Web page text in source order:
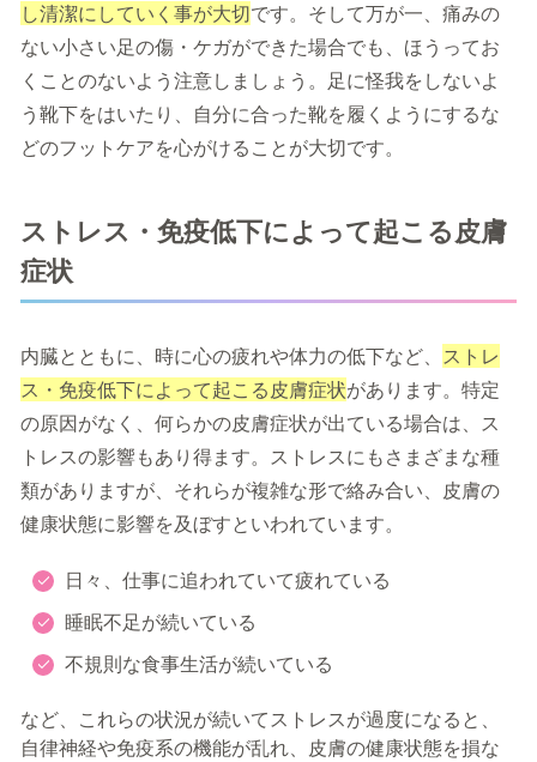
し清潔にしていく事が大切です。そして万が一、痛みの
ない小さい足の傷・ケガができた場合でも、ほうってお
くことのないよう注意しましょう。足に怪我をしないよ
う靴下をはいたり、自分に合った靴を履くようにするな
どのフットケアを心がけることが大切です。
ストレス・免疫低下によって起こる皮膚
症状
内臓とともに、時に心の疲れや体力の低下など、 ストレ
ス・免疫低下によって起こる皮膚症状があります。 特定
の原因がなく、何らかの皮膚症状が出ている場合は、ス
トレスの影響もあり得ます。 ストレスにもさまざまな種
類がありますが、それらが複雑な形で絡み合い、皮膚の
健康状態に影響を及ぼすといわれています。
日々、仕事に追われていて疲れている
睡眠不足が続いている
不規則な食事生活が続いている
など、これらの状況が続いてストレスが過度になると、
自律神経や免疫系の機能が乱れ、皮膚の健康状態を損な